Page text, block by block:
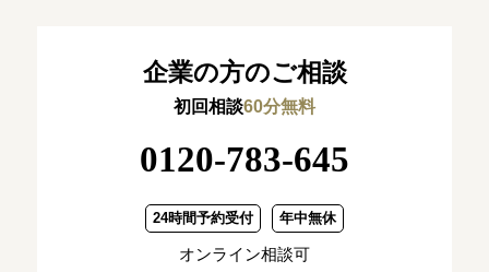
企業の方のご相談
初回相談60分無料
0120-783-645
24時間予約受付 年中無休
オンライン相談可